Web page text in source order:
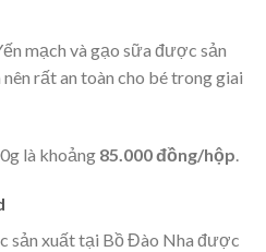
mạch và gạo sữa được sản
rất an toàn cho bé trong giai
là khoảng 85.000 đồng/hộp
sản xuất tại Bồ Đào Nha được